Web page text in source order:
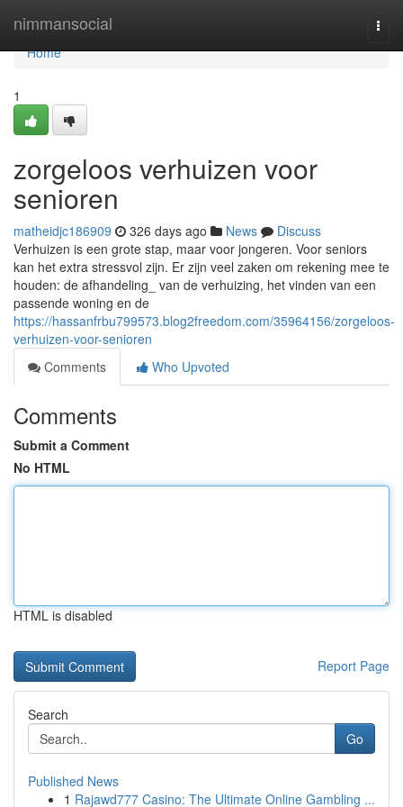
nimmansocial
Home
Home
1
zorgeloos verhuizen voor
senioren
matheidjc186909 326 days ago News
Discuss
Verhuizen is een grote stap, maar voor jongeren. Voor seniors
kan het extra stressvol zijn. Er zijn veel zaken om rekening mee te
houden: de afhandeling_ van de verhuizing, het vinden van een
passende woning en de
https://hassanfrbu799573.blog2freedom.com/35964156/zorgeloos-
verhuizen-voor-senioren
Comments
Who Upvoted
Comments
Submit a Comment
No HTML
HTML is disabled
Report Page
Search
Go
Published News
1 Rajawd777 Casino: The Ultimate Online Gambling ...